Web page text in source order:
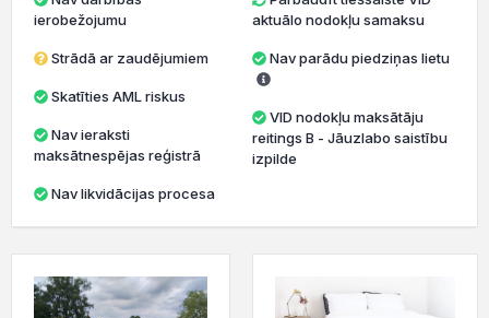
ierobežojumu
Strādā ar zaudējumiem
Skatīties AML riskus
maksātnespējas reģistrā
Nav likvidācijas procesa
aktuālo nodokļu samaksu
Nav parādu piedziņas lietu
VID nodokļu maksātāju
reitings B - Jāuzlabo saistību
izpilde